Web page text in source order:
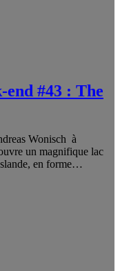
end #43 : The
Wonisch à
un magnifique lac
en forme…